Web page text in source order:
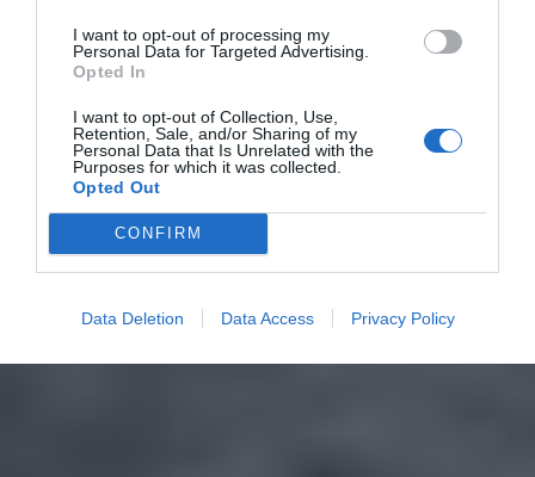
I want to opt-out of processing my
Personal Data for Targeted Advertising.
Opted In
I want to opt-out of Collection, Use,
Retention, Sale, and/or Sharing of my
Personal Data that Is Unrelated with the
Purposes for which it was collected.
Opted Out
CONFIRM
Data Deletion Data Access Privacy Policy